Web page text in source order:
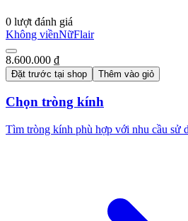
0 lượt đánh giá
Không viềnNữFlair
8.600.000 ₫
Đặt trước tại shop Thêm vào giỏ
Chọn tròng kính
Tìm tròng kính phù hợp với nhu cầu sử